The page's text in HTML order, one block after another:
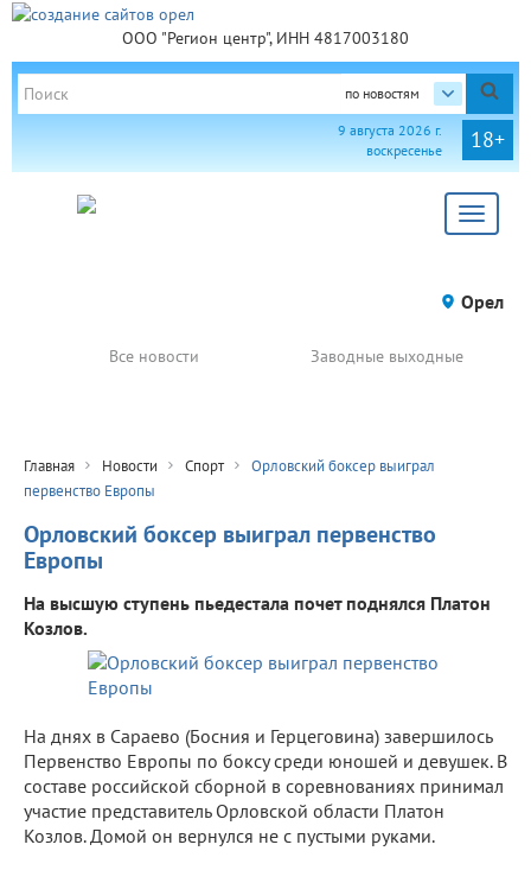
ООО "Регион центр", ИНН 4817003180
по новостям
18+
9 августа 2026 г.
воскресенье
Toggle
Орел
Все новости Заводные выходные
Главная Новости Спорт
Орловский боксер выиграл
первенство Европы
Орловский боксер выиграл первенство
Европы
На высшую ступень пьедестала почет поднялся Платон
Козлов.
На днях в Сараево (Босния и Герцеговина) завершилось
Первенство Европы по боксу среди юношей и девушек. В
составе российской сборной в соревнованиях принимал
участие представитель Орловской области Платон
Козлов. Домой он вернулся не с пустыми руками.